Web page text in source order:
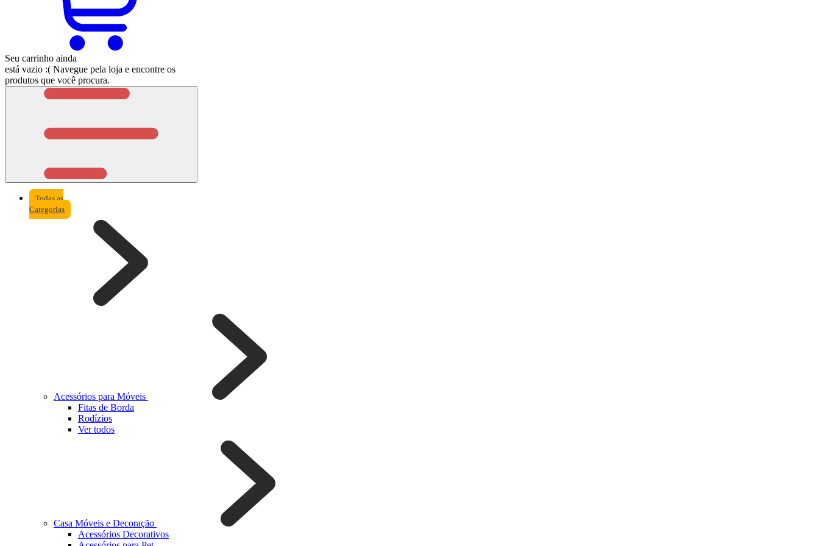
Seu carrinho ainda
está vazio :( Navegue pela loja e encontre os
produtos que você procura.
Todas as
Categorias
Acessórios para Móveis
Fitas de Borda
Rodízios
Ver todos
Casa Móveis e Decoração
Acessórios Decorativos